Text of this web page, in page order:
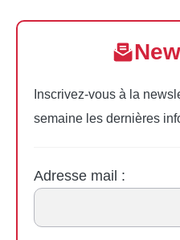
Inscrivez-vous à la
semaine les dernières
Adresse mail :